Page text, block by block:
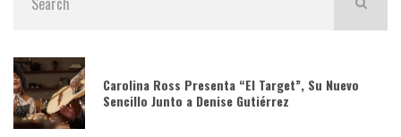
Carolina Ross Presenta “El Target”, Su Nuevo
Sencillo Junto a Denise Gutiérrez